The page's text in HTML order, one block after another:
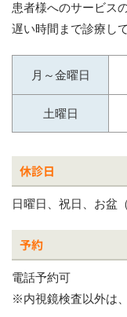
患者様へのサービス
遅い時間まで診療し
月～金曜日
土曜日
休診日
日曜日、祝日、お盆
予約
電話予約可
※内視鏡検査以外は